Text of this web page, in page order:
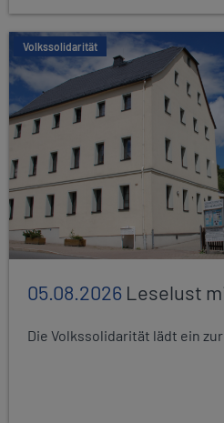
Volkssolidarität
05.08.2026 Leselust
Die Volkssolidarität lädt ein